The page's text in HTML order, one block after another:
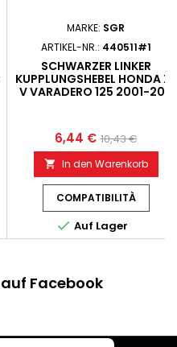
MARKE: SGR
ARTIKEL-NR.: 440511#1
SCHWARZER LINKER
KUPPLUNGSHEBEL HONDA XL
V VARADERO 125 2001-2011
6,44 € 10,43 €
 In den Warenkorb
COMPATIBILITÀ
 Auf Lager
Facebook